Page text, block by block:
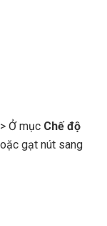
> Ở mục Chế độ
gạt nút sang